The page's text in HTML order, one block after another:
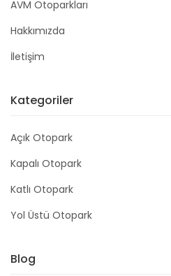
AVM Otoparkları
Hakkımızda
İletişim
Kategoriler
Açık Otopark
Kapalı Otopark
Katlı Otopark
Yol Üstü Otopark
Blog